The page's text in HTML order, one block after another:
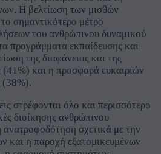
Η βελτίωση των μισθών
σημαντικότερο μέτρο
του ανθρώπινου δυναμικού
προγράμματα εκπαίδευσης και
της διαφάνειας και της
(41%) και η προσφορά ευκαιριών
(38%).
στρέφονται όλο και περισσότερο
διοίκησης ανθρώπινου
σχετικά με την
και η παροχή εξατομικευμένων